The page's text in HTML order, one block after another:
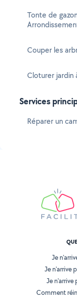
Tonte de
Couper les
Cloturer jardin
Services
Réparer un
Je
Je n'arrive
Je n'arrive
Comment